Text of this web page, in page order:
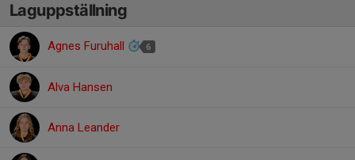
Laguppställning
Agnes Furuhall 6
Alva Hansen
Anna Leander